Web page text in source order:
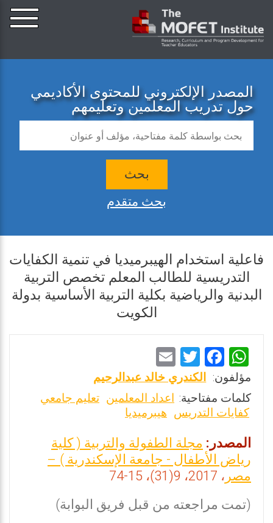
المصدر الإلكتروني للمحتوى الأكاديمي
حول تدريب المعلمين وتعليمهم
بحث
بحث متقدم
فاعلية استخدام الهيبرميديا في تنمية الكفايات
التدريسية للطالب المعلم تخصص التربية
البدنية والرياضية بكلية التربية الأساسية بدولة
الكويت
W
h
at
s
A
p
p
F
a
ce
b
o
k
T
wi
tt
er
m
ai
l
مؤلفون: الكندري خالد عبدالرحيم
كلمات مفتاحية: اعداد المعلمين تعليم جامعي
كفايات التدريس هيبرميديا
المصدر:مجلة الطفولة والتربية ( كلية
رياض الأطفال - جامعة الإسكندرية ) –
مصر، 2017، 9(31)، 15-74
(تمت مراجعته من قبل فريق البوابة)